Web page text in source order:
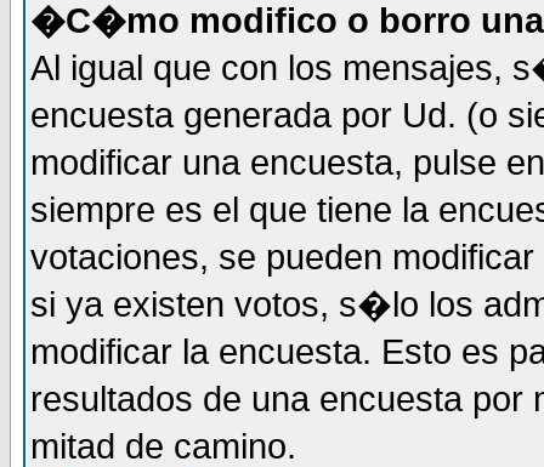
�C�mo modifico o borro
Al igual que con los mensajes,
encuesta generada por Ud. (o
modificar una encuesta, pulse
siempre es el que tiene la
votaciones, se pueden
si ya existen votos, s�lo los
modificar la encuesta. Esto es
resultados de una encuesta
mitad de camino.